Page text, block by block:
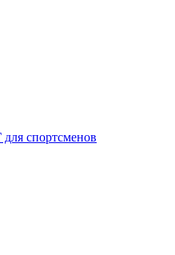
спортсменов